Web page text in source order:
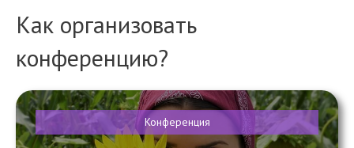
Как организовать
конференцию?
Конференция